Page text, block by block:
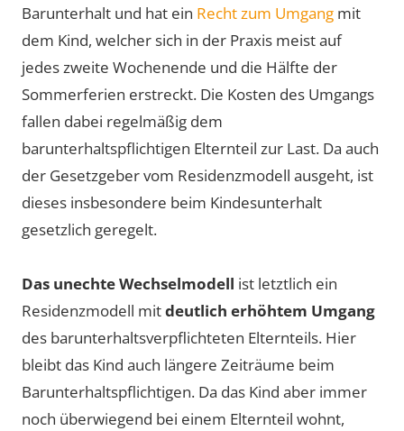
Barunterhalt und hat ein Recht zum Umgang mit
dem Kind, welcher sich in der Praxis meist auf
jedes zweite Wochenende und die Hälfte der
Sommerferien erstreckt. Die Kosten des Umgangs
fallen dabei regelmäßig dem
barunterhaltspflichtigen Elternteil zur Last. Da auch
der Gesetzgeber vom Residenzmodell ausgeht, ist
dieses insbesondere beim Kindesunterhalt
gesetzlich geregelt.
Das unechte Wechselmodell ist letztlich ein
Residenzmodell mitdeutlich erhöhtem Umgang
des barunterhaltsverpflichteten Elternteils. Hier
bleibt das Kind auch längere Zeiträume beim
Barunterhaltspflichtigen. Da das Kind aber immer
noch überwiegend bei einem Elternteil wohnt,